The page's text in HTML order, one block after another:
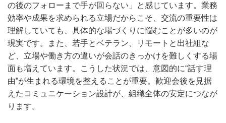
の後のフォローまで手が回らない」と感じています。業務
効率や成果を求められる立場だからこそ、交流の重要性は
理解していても、具体的な場づくりに悩むことが多いのが
現実です。また、若手とベテラン、リモートと出社組な
ど、立場や働き方の違いが会話のきっかけを難しくする場
面も増えています。こうした状況では、意図的に“話す理
由”が生まれる環境を整えることが重要。歓迎会後を見据
えたコミュニケーション設計が、組織全体の安定につなが
ります。